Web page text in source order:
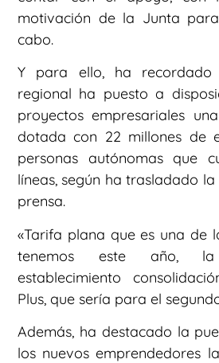
motivación de la Junta
cabo.
Y para ello, ha recordado
regional ha puesto a
proyectos empresariales
dotada con 22 millones de
personas autónomas que
líneas, según ha trasladado
prensa.
«Tarifa plana que es una de
tenemos este año,
establecimiento
Plus, que sería para el
Además, ha destacado la
los nuevos emprendedores la